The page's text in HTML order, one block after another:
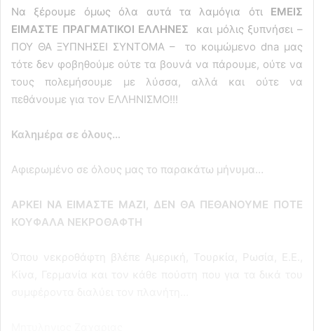
Να ξέρουμε όμως όλα αυτά τα λαμόγια ότι ΕΜΕΙΣ
ΕΙΜΑΣΤΕ ΠΡΑΓΜΑΤΙΚΟΙ ΕΛΛΗΝΕΣ και μόλις ξυπνήσει –
ΠΟΥ ΘΑ ΞΥΠΝΗΣΕΙ ΣΥΝΤΟΜΑ – το κοιμώμενο dna μας
τότε δεν φοβηθούμε ούτε τα βουνά να πάρουμε, ούτε να
τους πολεμήσουμε με λύσσα, αλλά και ούτε να
πεθάνουμε για τον ΕΛΛΗΝΙΣΜΟ!!!
Καλημέρα σε όλους…
Αφιερωμένο σε όλους μας το παρακάτω μήνυμα…
ΑΡΚΕΙ ΝΑ ΕΙΜΑΣΤΕ ΜΑΖΙ, ΔΕΝ ΘΑ ΠΕΘΑΝΟΥΜΕ ΠΟΤΕ
ΚΟΥΦΑΛΑ ΝΕΚΡΟΘΑΦΤΗ
Όπου νεκροθάφτη βλέπε Αμερική, Τουρκία, Ρωσία, Ε.Ε.,